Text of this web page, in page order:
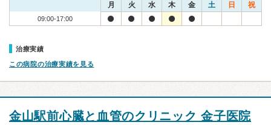
月 火 水 木 金 土 日 祝
09:00-17:00
治療実績
この病院の治療実績を見る
金山駅前心臓と血管のクリニック 金子医院